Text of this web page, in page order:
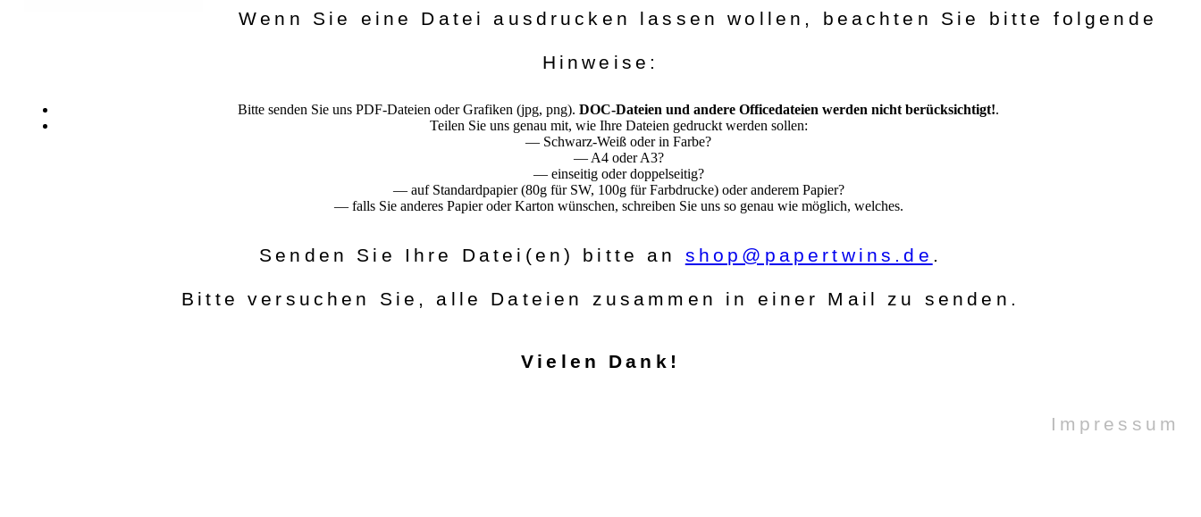
Wenn Sie eine Datei ausdrucken lassen wollen, beachten Sie bitte folgende
Hinweise:
Bitte senden Sie uns PDF-Dateien oder Grafiken (jpg, png). DOC-Dateien und andere Officedateien werden nicht berücksichtigt!.
Teilen Sie uns genau mit, wie Ihre Dateien gedruckt werden sollen:
— Schwarz-Weiß oder in Farbe?
— A4 oder A3?
— einseitig oder doppelseitig?
— auf Standardpapier (80g für SW, 100g für Farbdrucke) oder anderem Papier?
— falls Sie anderes Papier oder Karton wünschen, schreiben Sie uns so genau wie möglich, welches.
Senden Sie Ihre Datei(en) bitte an shop@papertwins.de .
Bitte versuchen Sie, alle Dateien zusammen in einer Mail zu senden.
Vielen Dank!
Impressum